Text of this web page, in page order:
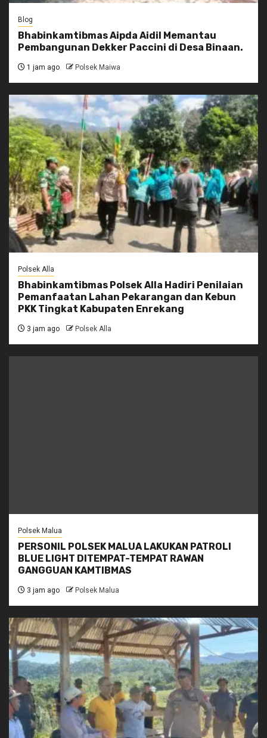
Blog
Bhabinkamtibmas Aipda Aidil Memantau
Pembangunan Dekker Paccini di Desa Binaan.
1 jam ago Polsek Maiwa
Polsek Alla
Bhabinkamtibmas Polsek Alla Hadiri Penilaian
Pemanfaatan Lahan Pekarangan dan Kebun
PKK Tingkat Kabupaten Enrekang
3 jam ago Polsek Alla
Polsek Malua
PERSONIL POLSEK MALUA LAKUKAN PATROLI
BLUE LIGHT DITEMPAT-TEMPAT RAWAN
GANGGUAN KAMTIBMAS
3 jam ago Polsek Malua